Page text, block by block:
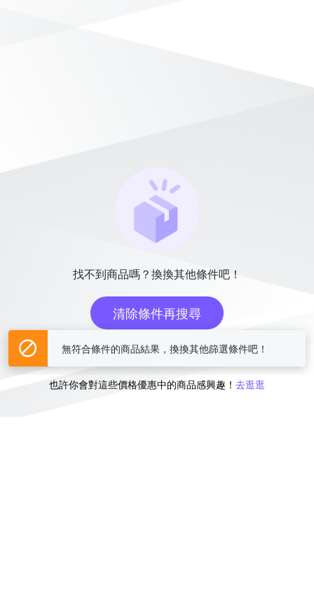
找不到商品嗎？換換其他條件吧！
清除條件再搜尋
或
也許你會對這些價格優惠中的商品感興趣！ 去逛逛
無符合條件的商品結果，換換其他篩選條件吧！